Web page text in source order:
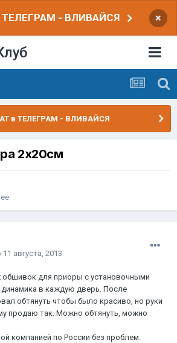
- ВЛИВАЙСЯ ×
в ТЕЛЕГРАМ - ВЛИВАЙСЯ
2х20см
11 августа, 2013
обшивок для приоры с установочными
в каждую дверь. После
обтянуть чтобы было красиво, но руки
продаю так. Можно обтянуть, можно
компанией по России без проблем.